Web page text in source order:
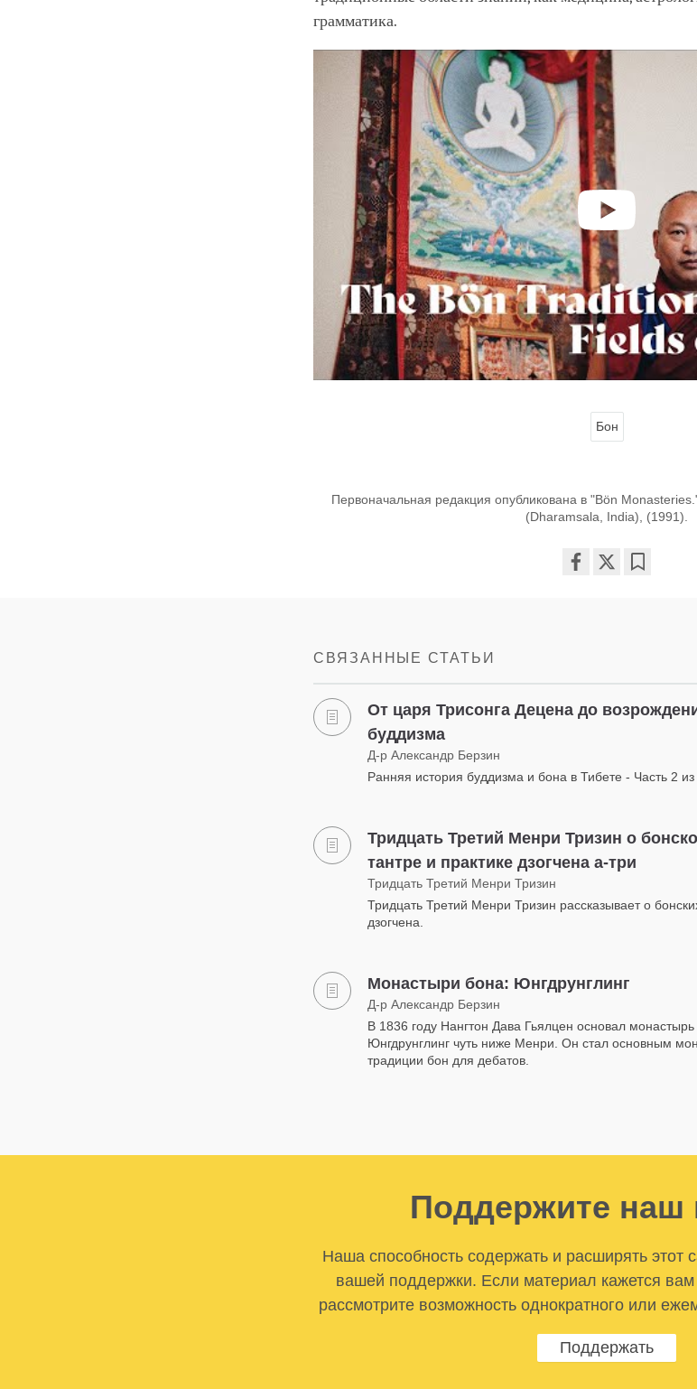
грамматика.
Бон
Первоначальная редакция опубликована в "Bön
(Dharamsala, India), (1991).
СВЯЗАННЫЕ СТАТЬИ
От царя Трисонга Децена до
буддизма
Д-р Александр Берзин
Ранняя история буддизма и бона в Тибете - Часть 2 из
Тридцать Третий Менри Тризин о
тантре и практике дзогчена а-три
Тридцать Третий Менри Тризин
Тридцать Третий Менри Тризин рассказывает о
дзогчена.
Монастыри бона: Юнгдрунглинг
Д-р Александр Берзин
В 1836 году Нангтон Дава Гьялцен основал монастырь
Юнгдрунглинг чуть ниже Менри. Он стал основным
традиции бон для дебатов.
Поддержите наш
Наша способность содержать и расширять этот
вашей поддержки. Если материал кажется
рассмотрите возможность однократного или
Поддержать